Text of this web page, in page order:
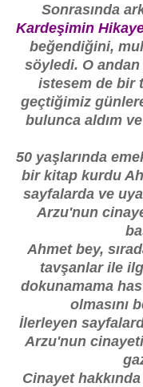
Sonrasında
Kardeşimin
beğendiğini,
söyledi. O
istesem de bir
geçtiğimiz
bulunca aldım
50 yaşlarında
bir kitap kurdu
sayfalarda ve
Arzu'nun
Ahmet bey,
tavşanlar ile
dokunamama
olmasını
İlerleyen
Arzu'nun
Cinayet